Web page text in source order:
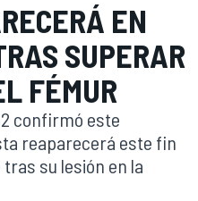
EN
SUPERAR
FÉMUR
confirmó este
reaparecerá este fin
su lesión en la